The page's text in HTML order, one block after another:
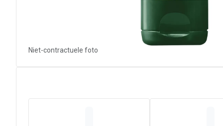
Niet-contractuele foto